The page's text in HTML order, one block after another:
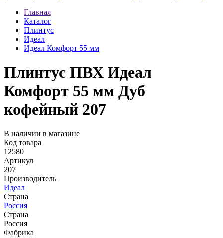
Главная
Каталог
Плинтус
Идеал
Идеал Комфорт 55 мм
Плинтус ПВХ Идеал
Комфорт 55 мм Дуб
кофейный 207
В наличии в магазине
Код товара
12580
Артикул
207
Производитель
Идеал
Страна
Россия
Страна
Россия
Фабрика